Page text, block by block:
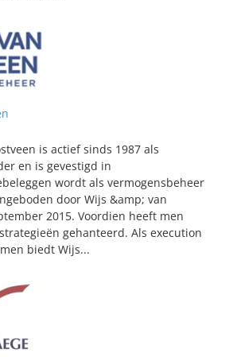
is actief sinds 1987 als
en is gevestigd in
wordt als vermogensbeheer
door Wijs &amp; van
2015. Voordien heeft men
gehanteerd. Als execution
biedt Wijs...